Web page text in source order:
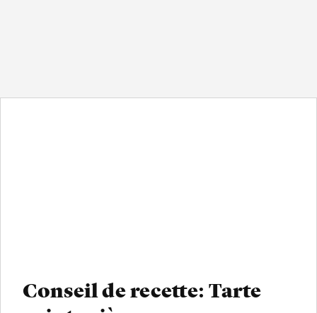
Conseil de recette: Tarte